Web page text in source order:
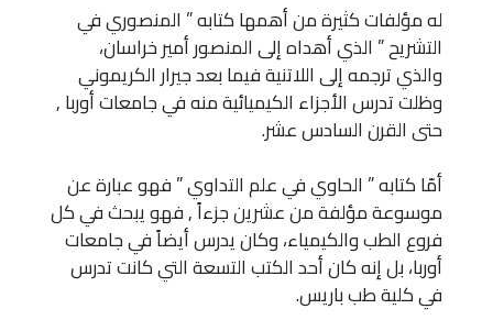
له مؤلفات كثيرة من أهمها كتابه ” المنصوري في
التشريح ” الذي أهداه إلى المنصور أمير خراسان،
والذي ترجمه إلى اللاتنية فيما بعد جيرار الكريموني
وظلت تدرس الأجزاء الكيميائية منه في جامعات أوربا ,
حتى القرن السادس عشر.
أمّا كتابه ” الحاوي في علم التداوي ” فهو عبارة عن
موسوعة مؤلفة من عشرين جزءاً , فهو يبحث في كل
فروع الطب والكيمياء، وكان يدرس أيضاً في جامعات
أوربا، بل إنه كان أحد الكتب التسعة التي كانت تدرس
في كلية طب باريس.